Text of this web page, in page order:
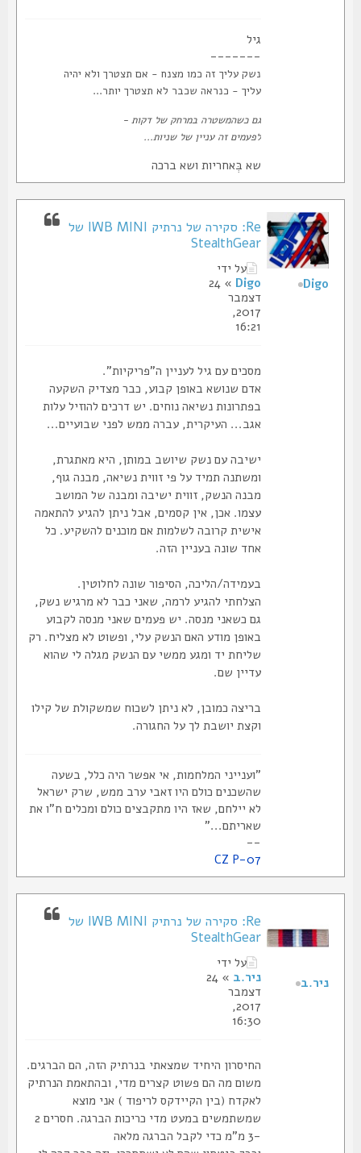
-------
נשק עליך זה כמו מצנח - אם תצטרך ולא יהיה
עליך - כנראה שכבר לא תצטרך יותר...
גם כשהמשטרה במרחק של דקות -
לפעמים זה עניין של שניות...
שא בְּאחריות ושא ברכה
Re: סקירה של נרתיק IWB MINI של
StealthGear
על ידי
Digo
» 24
דצמבר
2017,
מסכים עם גיל לעניין ה"פריקיות".
אדם שנושא באופן קבוע, כבר מצדיק השקעה
בפתרונות נשיאה נוחים. יש דרכים להוזיל עלות
אגב... העיקרית, עברה ממש לפני שבועיים...
ישיבה עם נשק שיושב במותן, היא מאתגרת,
ומשתנה תמיד על פי זווית נשיאה, מבנה גוף,
מבנה הנשק, זווית ישיבה ומבנה של המושב
עצמו. אכן, אין קסמים, אבל ניתן להגיע להתאמה
אישית קרובה לשלמות אם מוכנים להשקיע. כל
אחד שונה בעניין הזה.
בעמידה/הליכה, הסיפור שונה לחלוטין.
הצלחתי להגיע לרמה, שאני כבר לא מרגיש נשק,
גם כשאני מנסה. יש פעמים שאני מנסה לקבוע
באופן מודע האם הנשק עלי, ופשוט לא מצליח. רק
שליחת יד ומגע ממשי עם הנשק מגלה לי שהוא
עדיין שם.
בריצה כמובן, לא ניתן לשכוח שמשקולת של קילו
וקצת יושבת לך על החגורה.
"וענייני המלחמות, אי אפשר היה כלל, בשעה
שהשכנים כולם היו זאבי ערב ממש, שרק ישראל
לא יילחם, שאז היו מתקבצים כולם ומכלים ח"ו את
שאריתם..."
CZ P-07
Digo
Re: סקירה של נרתיק IWB MINI של
StealthGear
על ידי
ניר.ב
» 24
דצמבר
2017,
16:30
החיסרון היחיד שמצאתי בנרתיק הזה, הם הברגים.
משום מה הם פשוט קצרים מדי, ובהתאמת הנרתיק
לאקדח (בין הקיידקס לריפוד ) אני מוצא
שמשתמשים במעט מדי כריכות הברגה. חסרים 2
ניר.ב